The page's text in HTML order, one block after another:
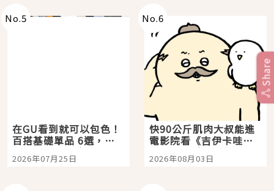
No.5
在GU看到就可以包色！
百搭基礎單品 6選，閉
眼全收也不心疼
2026年07月25日
No.6
快90公斤肌肉大叔能進
電影院看《吉伊卡哇》
嗎？日本重金屬樂團
「打首」會長與nagano
2026年08月03日
Share